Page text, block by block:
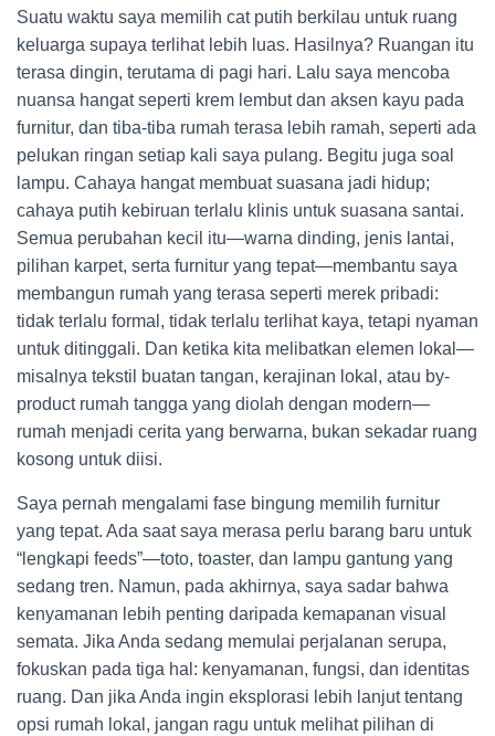
Suatu waktu saya memilih cat putih berkilau untuk ruang
keluarga supaya terlihat lebih luas. Hasilnya? Ruangan itu
terasa dingin, terutama di pagi hari. Lalu saya mencoba
nuansa hangat seperti krem lembut dan aksen kayu pada
furnitur, dan tiba-tiba rumah terasa lebih ramah, seperti ada
pelukan ringan setiap kali saya pulang. Begitu juga soal
lampu. Cahaya hangat membuat suasana jadi hidup;
cahaya putih kebiruan terlalu klinis untuk suasana santai.
Semua perubahan kecil itu—warna dinding, jenis lantai,
pilihan karpet, serta furnitur yang tepat—membantu saya
membangun rumah yang terasa seperti merek pribadi:
tidak terlalu formal, tidak terlalu terlihat kaya, tetapi nyaman
untuk ditinggali. Dan ketika kita melibatkan elemen lokal—
misalnya tekstil buatan tangan, kerajinan lokal, atau by-
product rumah tangga yang diolah dengan modern—
rumah menjadi cerita yang berwarna, bukan sekadar ruang
kosong untuk diisi.
Saya pernah mengalami fase bingung memilih furnitur
yang tepat. Ada saat saya merasa perlu barang baru untuk
“lengkapi feeds”—toto, toaster, dan lampu gantung yang
sedang tren. Namun, pada akhirnya, saya sadar bahwa
kenyamanan lebih penting daripada kemapanan visual
semata. Jika Anda sedang memulai perjalanan serupa,
fokuskan pada tiga hal: kenyamanan, fungsi, dan identitas
ruang. Dan jika Anda ingin eksplorasi lebih lanjut tentang
opsi rumah lokal, jangan ragu untuk melihat pilihan di